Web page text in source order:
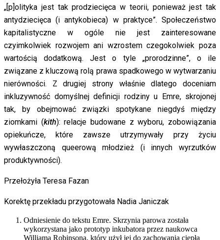
„[p]olityka jest tak prodziecięca w teorii, ponieważ jest tak
antydziecięca (i antykobieca) w praktyce”. Społeczeństwo
kapitalistyczne w ogóle nie jest zainteresowane
czyimkolwiek rozwojem ani wzrostem czegokolwiek poza
wartością dodatkową. Jest o tyle „prorodzinne”, o ile
związane z kluczową rolą prawa spadkowego w wytwarzaniu
nierówności. Z drugiej strony właśnie dlatego doceniam
inkluzywność domyślnej definicji rodziny u Emre, skrojonej
tak, by obejmować związki spotykane niegdyś między
ziomkami (kith): relacje budowane z wyboru, zobowiązania
opiekuńcze, które zawsze utrzymywały przy życiu
wywłaszczoną queerową młodzież (i innych wyrzutków
produktywności).
Przełożyła Teresa Fazan
Korektę przekładu przygotowała Nadia Janiczak
Odniesienie do tekstu Emre. Skrzynia parowa została
wykorzystana jako prototyp inkubatora przez naukowca
Williama Robinsona, który użył jej do zachowania ciepła